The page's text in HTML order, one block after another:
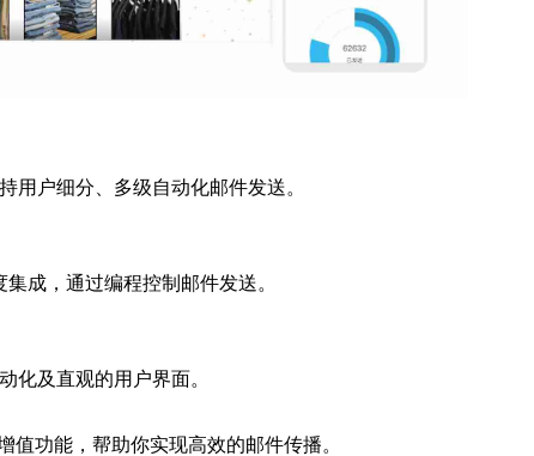
用户细分、多级自动化邮件发送。
成，通过编程控制邮件发送。
化及直观的用户界面。
功能，帮助你实现高效的邮件传播。